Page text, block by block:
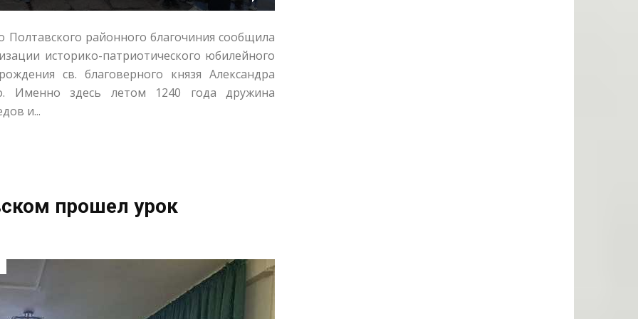
Полтавского районного благочиния сообщила
историко-патриотического юбилейного
св. благоверного князя Александра
Именно здесь летом 1240 года дружина
и...
прошел урок